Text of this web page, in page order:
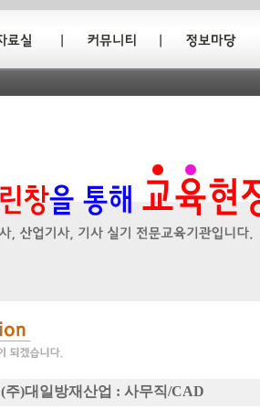
(주)대일방재산업 : 사무직/CAD